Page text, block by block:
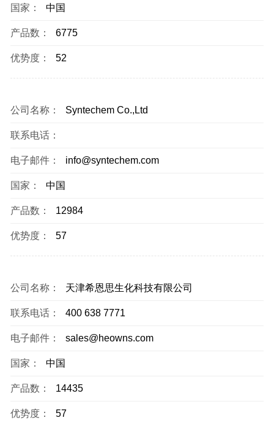
国家： 中国
产品数： 6775
优势度： 52
公司名称： Syntechem Co.,Ltd
联系电话：
电子邮件： info@syntechem.com
国家： 中国
产品数： 12984
优势度： 57
公司名称： 天津希恩思生化科技有限公司
联系电话： 400 638 7771
电子邮件： sales@heowns.com
国家： 中国
产品数： 14435
优势度： 57